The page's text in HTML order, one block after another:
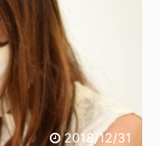
2018/12/31